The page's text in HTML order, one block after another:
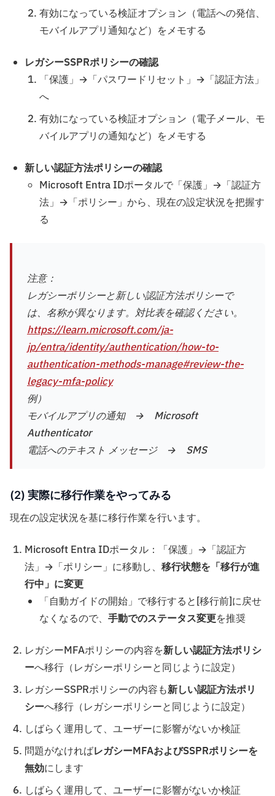
有効になっている検証オプション（電話への発信、
モバイルアプリ通知など）をメモする
レガシーSSPRポリシーの確認
「保護」→「パスワードリセット」→「認証方法」
へ
有効になっている検証オプション（電子メール、モ
バイルアプリの通知など）をメモする
新しい認証方法ポリシーの確認
Microsoft Entra IDポータルで「保護」→「認証方
法」→「ポリシー」から、現在の設定状況を把握す
る
注意：
レガシーポリシーと新しい認証方法ポリシーで
は、名称が異なります。対比表を確認ください。
https://learn.microsoft.com/ja-
jp/entra/identity/authentication/how-to-
authentication-methods-manage#review-the-
legacy-mfa-policy
例）
モバイルアプリの通知 → Microsoft
Authenticator
電話へのテキスト メッセージ → SMS
(2) 実際に移行作業をやってみる
現在の設定状況を基に移行作業を行います。
Microsoft Entra IDポータル：「保護」→「認証方
法」→「ポリシー」に移動し、 移行状態を「移行が進
行中」に変更
「自動ガイドの開始」で移行すると[移行前]に戻せ
なくなるので、 手動でのステータス変更を推奨
レガシーMFAポリシーの内容を新しい認証方法ポリシ
ーへ移行（レガシーポリシーと同じように設定）
レガシーSSPRポリシーの内容も新しい認証方法ポリ
シーへ移行（レガシーポリシーと同じように設定）
しばらく運用して、ユーザーに影響がないか検証
問題がなければレガシーMFAおよびSSPRポリシーを
無効にします
しばらく運用して、ユーザーに影響がないか検証